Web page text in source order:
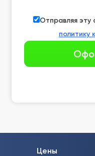
Отправляя
политику
Цены